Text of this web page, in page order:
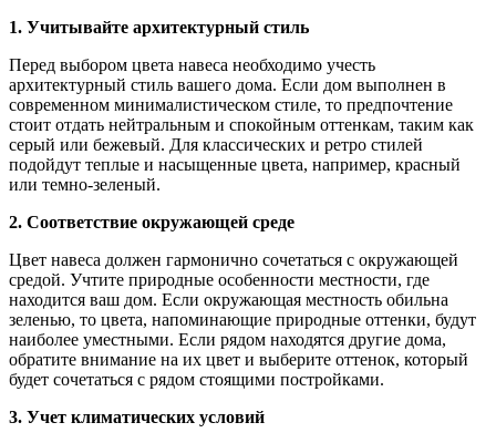
1. Учитывайте архитектурный стиль
Перед выбором цвета навеса необходимо учесть
архитектурный стиль вашего дома. Если дом выполнен в
современном минималистическом стиле, то предпочтение
стоит отдать нейтральным и спокойным оттенкам, таким как
серый или бежевый. Для классических и ретро стилей
подойдут теплые и насыщенные цвета, например, красный
или темно-зеленый.
2. Соответствие окружающей среде
Цвет навеса должен гармонично сочетаться с окружающей
средой. Учтите природные особенности местности, где
находится ваш дом. Если окружающая местность обильна
зеленью, то цвета, напоминающие природные оттенки, будут
наиболее уместными. Если рядом находятся другие дома,
обратите внимание на их цвет и выберите оттенок, который
будет сочетаться с рядом стоящими постройками.
3. Учет климатических условий